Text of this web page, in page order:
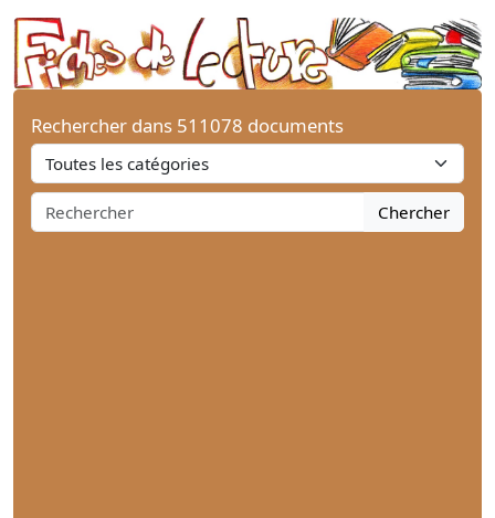
Rechercher dans 511078 documents
Chercher